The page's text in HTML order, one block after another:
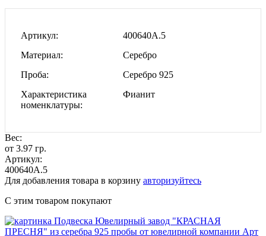
Артикул
400640А.5
Материал
Серебро
Проба
Серебро 925
Характеристика
номенклатуры
Фианит
Вес:
от 3.97 гр.
Артикул:
400640А.5
Для добавления товара в корзину авторизуйтесь
С этим товаром покупают